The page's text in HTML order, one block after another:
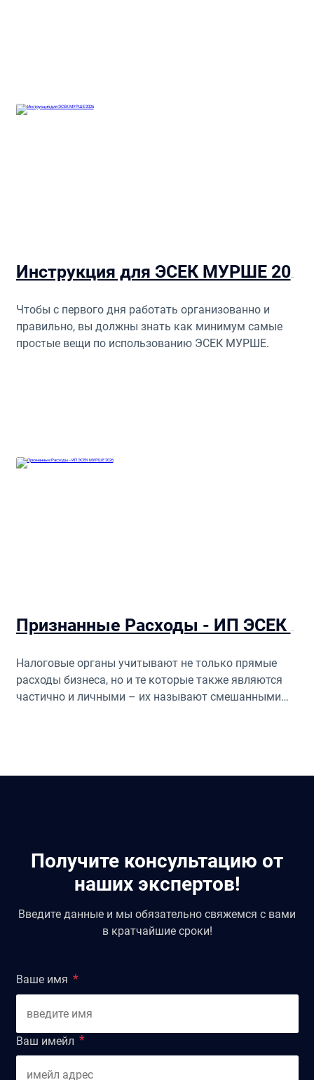
Инструкция для ЭСЕК МУРШЕ 2026
Чтобы с первого дня работать организованно и
правильно, вы должны знать как минимум самые
простые вещи по использованию ЭСЕК МУРШЕ.
Признанные Расходы - ИП ЭСЕК МУРШЕ 2026
Налоговые органы учитывают не только прямые
расходы бизнеса, но и те которые также являются
частично и личными – их называют смешанными
Получите консультацию от
наших экспертов!
Введите данные и мы обязательно свяжемся с вами
в кратчайшие сроки!
Ваше имя
Ваш имейл